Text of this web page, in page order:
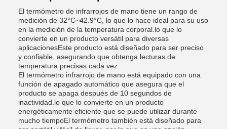
El termómetro de infrarrojos de mano tiene un rango de
medición de 32°C~42.9°C, lo que lo hace ideal para su uso
en la medición de la temperatura corporal.lo que lo
convierte en un producto versátil para diversas
aplicacionesEste producto está diseñado para ser preciso
y confiable, asegurando que obtenga lecturas de
temperatura precisas cada vez.
El termómetro infrarrojo de mano está equipado con una
función de apagado automático que asegura que el
producto se apaga después de 10 segundos de
inactividad.lo que lo convierte en un producto
energéticamente eficiente que se puede utilizar durante
mucho tiempoEl termómetro también está diseñado para